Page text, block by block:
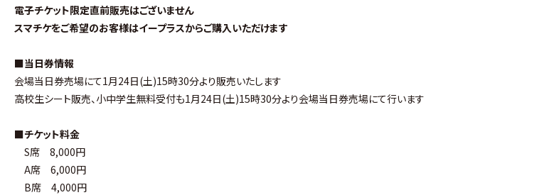
電子チケット限定直前販売はございません
スマチケをご希望のお客様はイープラスからご購入いただけます
■当日券情報
会場当日券売場にて1月24日(土)15時30分より販売いたします
高校生シート販売、小中学生無料受付も1月24日(土)15時30分より会場当日券売場にて行います
■チケット料金
S席 8,000円
A席 6,000円
B席 4,000円